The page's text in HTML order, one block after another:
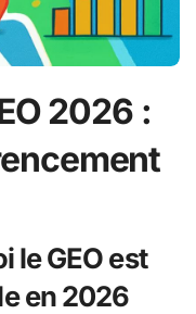
2026 :
le GEO est
en 2026